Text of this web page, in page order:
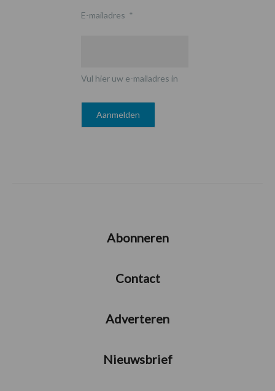
E-mailadres *
Vul hier uw e-mailadres in
Abonneren
Contact
Adverteren
Nieuwsbrief